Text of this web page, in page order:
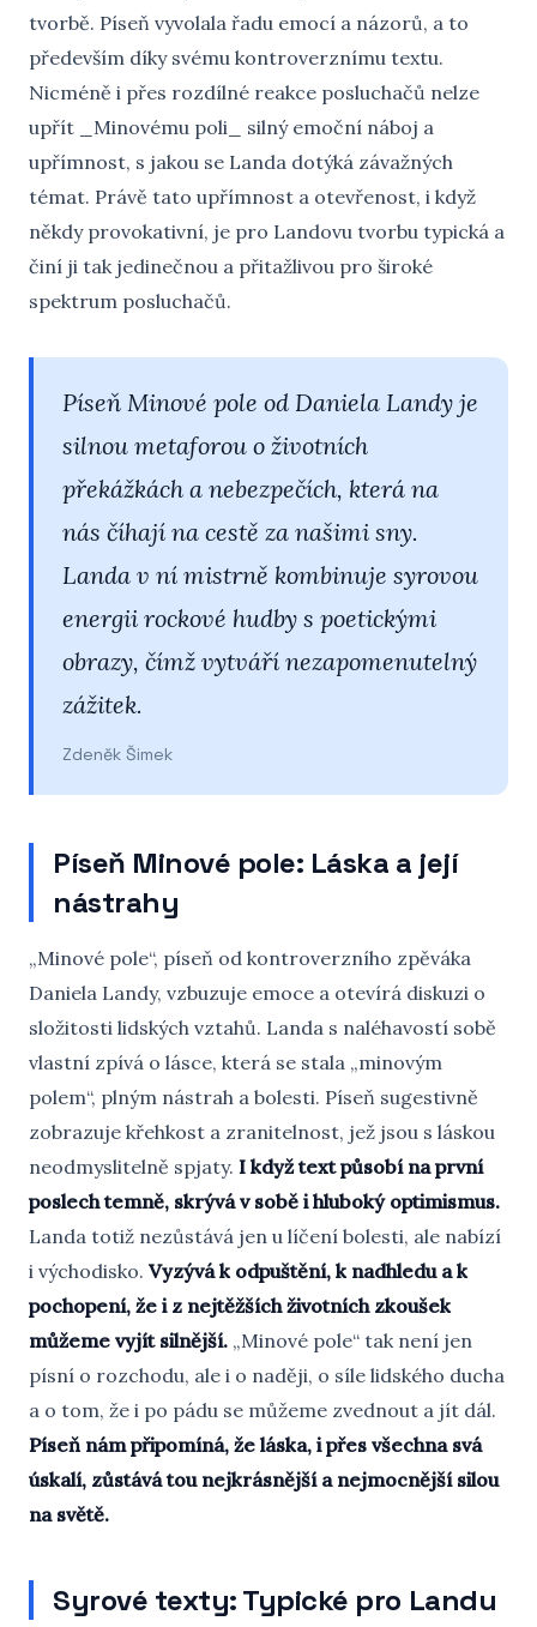
tvorbě. Píseň vyvolala řadu emocí a názorů, a to
především díky svému kontroverznímu textu.
Nicméně i přes rozdílné reakce posluchačů nelze
upřít _Minovému poli_ silný emoční náboj a
upřímnost, s jakou se Landa dotýká závažných
témat. Právě tato upřímnost a otevřenost, i když
někdy provokativní, je pro Landovu tvorbu typická a
činí ji tak jedinečnou a přitažlivou pro široké
spektrum posluchačů.
Píseň Minové pole od Daniela Landy je
silnou metaforou o životních
překážkách a nebezpečích, která na
nás číhají na cestě za našimi sny.
Landa v ní mistrně kombinuje syrovou
energii rockové hudby s poetickými
obrazy, čímž vytváří nezapomenutelný
zážitek.
Zdeněk Šimek
Píseň Minové pole: Láska a její
nástrahy
„Minové pole“, píseň od kontroverzního zpěváka
Daniela Landy, vzbuzuje emoce a otevírá diskuzi o
složitosti lidských vztahů. Landa s naléhavostí sobě
vlastní zpívá o lásce, která se stala „minovým
polem“, plným nástrah a bolesti. Píseň sugestivně
zobrazuje křehkost a zranitelnost, jež jsou s láskou
neodmyslitelně spjaty. I když text působí na první
poslech temně, skrývá v sobě i hluboký optimismus.
Landa totiž nezůstává jen u líčení bolesti, ale nabízí
i východisko. Vyzývá k odpuštění, k nadhledu a k
pochopení, že i z nejtěžších životních zkoušek
můžeme vyjít silnější. „Minové pole“ tak není jen
písní o rozchodu, ale i o naději, o síle lidského ducha
a o tom, že i po pádu se můžeme zvednout a jít dál.
Píseň nám připomíná, že láska, i přes všechna svá
úskalí, zůstává tou nejkrásnější a nejmocnější silou
na světě.
Syrové texty: Typické pro Landu